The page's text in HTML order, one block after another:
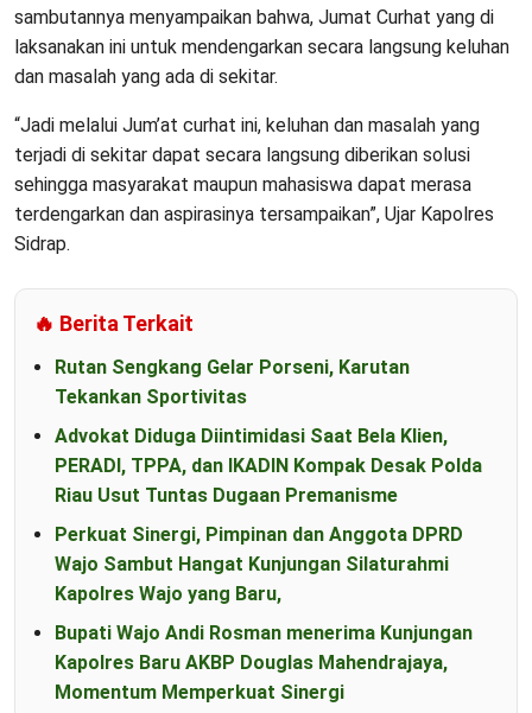
sambutannya menyampaikan bahwa, Jumat Curhat yang di
laksanakan ini untuk mendengarkan secara langsung keluhan
dan masalah yang ada di sekitar.
“Jadi melalui Jum’at curhat ini, keluhan dan masalah yang
terjadi di sekitar dapat secara langsung diberikan solusi
sehingga masyarakat maupun mahasiswa dapat merasa
terdengarkan dan aspirasinya tersampaikan”, Ujar Kapolres
Sidrap.
🔥 Berita Terkait
Rutan Sengkang Gelar Porseni, Karutan
Tekankan Sportivitas
Advokat Diduga Diintimidasi Saat Bela Klien,
PERADI, TPPA, dan IKADIN Kompak Desak Polda
Riau Usut Tuntas Dugaan Premanisme
Perkuat Sinergi, Pimpinan dan Anggota DPRD
Wajo Sambut Hangat Kunjungan Silaturahmi
Kapolres Wajo yang Baru,
Bupati Wajo Andi Rosman menerima Kunjungan
Kapolres Baru AKBP Douglas Mahendrajaya,
Momentum Memperkuat Sinergi